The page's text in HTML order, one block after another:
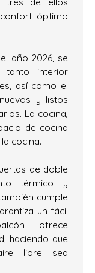
óptimo
año 2026, se
tanto interior
así como el
y listos
La cocina,
de cocina
cocina.
de doble
térmico y
cumple
un fácil
ofrece
haciendo que
libre sea